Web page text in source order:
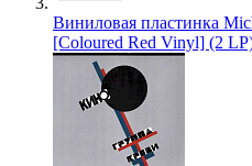
Виниловая пластинка
[Coloured Red Vinyl] (2